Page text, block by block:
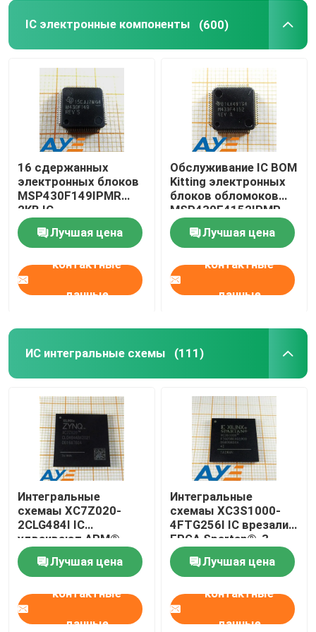
IC электронные компоненты (600)
16 сдержанных
электронных блоков
MSP430F149IPMR
2KB IC
микроконтроллера
Лучшая цена
контактные
данные
Обслуживание IC BOM
Kitting электронных
блоков обломоков
MSP430F4152IPMR
Лучшая цена
контактные
данные
ИС интегральные схемы (111)
Интегральные
схемаы XC7Z020-
2CLG484I IC
удваивают ARM®
Cortex®-A9 MPCore™
Лучшая цена
контактные
данные
Интегральные
схемаы XC3S1000-
4FTG256I IC врезали
FPGA Spartan®-3
Лучшая цена
контактные
данные